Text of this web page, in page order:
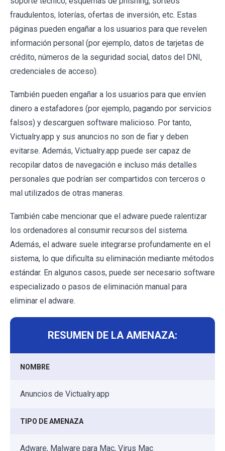
fraudulentos, loterías, ofertas de inversión, etc. Estas
páginas pueden engañar a los usuarios para que revelen
información personal (por ejemplo, datos de tarjetas de
crédito, números de la seguridad social, datos del DNI,
credenciales de acceso).
También pueden engañar a los usuarios para que envíen
dinero a estafadores (por ejemplo, pagando por servicios
falsos) y descarguen software malicioso. Por tanto,
Victualry.app y sus anuncios no son de fiar y deben
evitarse. Además, Victualry.app puede ser capaz de
recopilar datos de navegación e incluso más detalles
personales que podrían ser compartidos con terceros o
mal utilizados de otras maneras.
También cabe mencionar que el adware puede ralentizar
los ordenadores al consumir recursos del sistema.
Además, el adware suele integrarse profundamente en el
sistema, lo que dificulta su eliminación mediante métodos
estándar. En algunos casos, puede ser necesario software
especializado o pasos de eliminación manual para
eliminar el adware.
RESUMEN DE LA AMENAZA:
NOMBRE
Anuncios de Victualry.app
TIPO DE AMENAZA
Adware, Malware para Mac, Virus Mac